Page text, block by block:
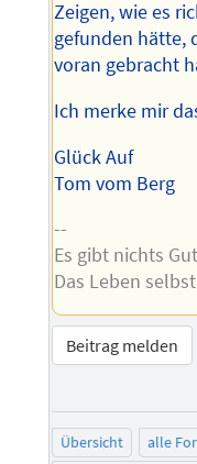
Zeigen, wie es
gefunden hätte,
voran gebracht
Ich merke mir
Glück Auf
Tom vom Berg
--
Es gibt nichts
Das Leben
Beitrag melden
Übersicht alle